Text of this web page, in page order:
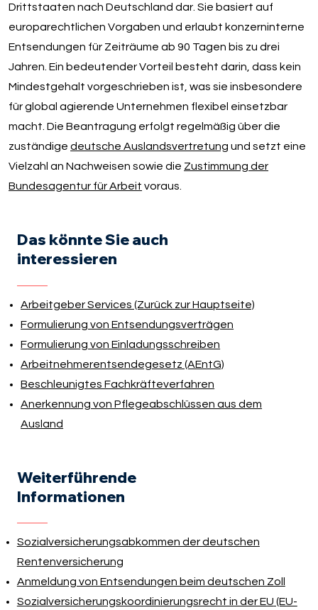
Drittstaaten nach Deutschland dar. Sie basiert auf
europarechtlichen Vorgaben und erlaubt konzerninterne
Entsendungen für Zeiträume ab 90 Tagen bis zu drei
Jahren. Ein bedeutender Vorteil besteht darin, dass kein
Mindestgehalt vorgeschrieben ist, was sie insbesondere
für global agierende Unternehmen flexibel einsetzbar
macht. Die Beantragung erfolgt regelmäßig über die
zuständigedeutsche Auslandsvertretung und setzt eine
Vielzahl an Nachweisen sowie die Zustimmung der
Bundesagentur für Arbeit voraus.
Das könnte Sie auch
interessieren
Arbeitgeber Services (Zurück zur Hauptseite)
Formulierung von Entsendungsverträgen
Formulierung von Einladungsschreiben
Arbeitnehmerentsendegesetz (AEntG)
Beschleunigtes Fachkräfteverfahren
Anerkennung von Pflegeabschlüssen aus dem
Ausland
Weiterführende
Informationen
Sozialversicherungsabkommen der deutschen
Rentenversicherung
Anmeldung von Entsendungen beim deutschen Zoll
Sozialversicherungskoordinierungsrecht in der EU (EU-